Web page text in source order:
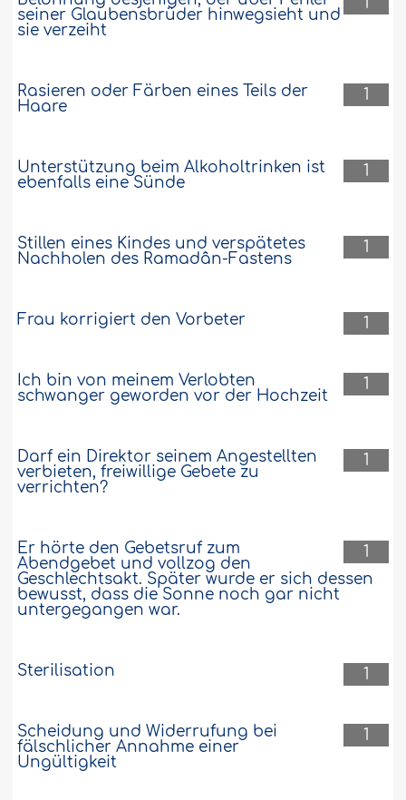
seiner Glaubensbrüder hinwegsieht und
sie verzeiht
1
Rasieren oder Färben eines Teils der
Haare
1
Unterstützung beim Alkoholtrinken ist
ebenfalls eine Sünde
1
Stillen eines Kindes und verspätetes
Nachholen des Ramadân-Fastens
1
Frau korrigiert den Vorbeter
1
Ich bin von meinem Verlobten
schwanger geworden vor der Hochzeit
1
Darf ein Direktor seinem Angestellten
verbieten, freiwillige Gebete zu
verrichten?
1
Er hörte den Gebetsruf zum
Abendgebet und vollzog den
Geschlechtsakt. Später wurde er sich dessen
bewusst, dass die Sonne noch gar nicht
untergegangen war.
1
Sterilisation
1
Scheidung und Widerrufung bei
fälschlicher Annahme einer
Ungültigkeit